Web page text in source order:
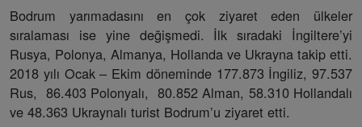
Bodrum yarımadasını en çok ziyaret eden ülkeler
sıralaması ise yine değişmedi. İlk sıradaki İngiltere’yi
Rusya, Polonya, Almanya, Hollanda ve Ukrayna takip etti.
2018 yılı Ocak – Ekim döneminde 177.873 İngiliz, 97.537
Rus, 86.403 Polonyalı, 80.852 Alman, 58.310 Hollandalı
ve 48.363 Ukraynalı turist Bodrum’u ziyaret etti.